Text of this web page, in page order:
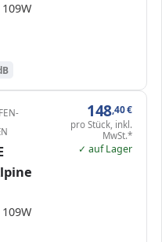
148,40€
pro Stück, inkl.
MwSt.*
✓ auf Lager